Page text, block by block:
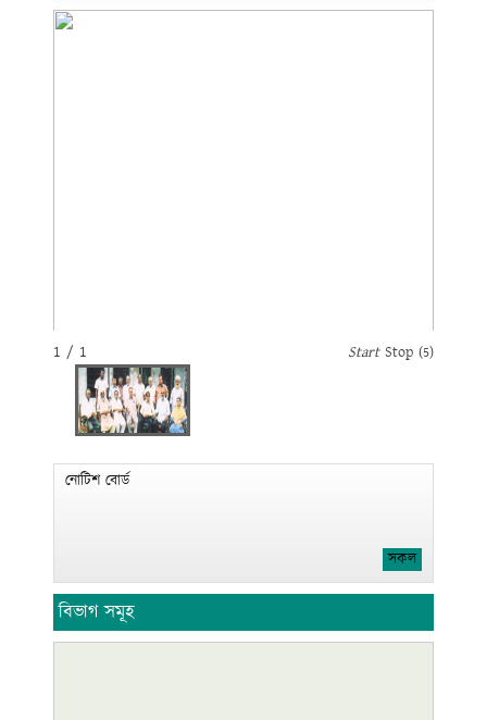
1
1 / 1 Start Stop (5)
নোটিশ বোর্ড
সকল
বিভাগ সমূহ